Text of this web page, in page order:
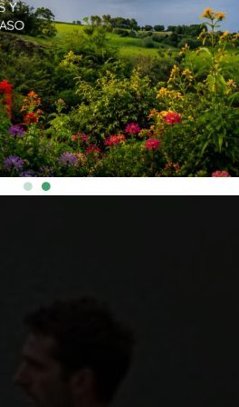
RECORRIDOS
RECORRIDOS